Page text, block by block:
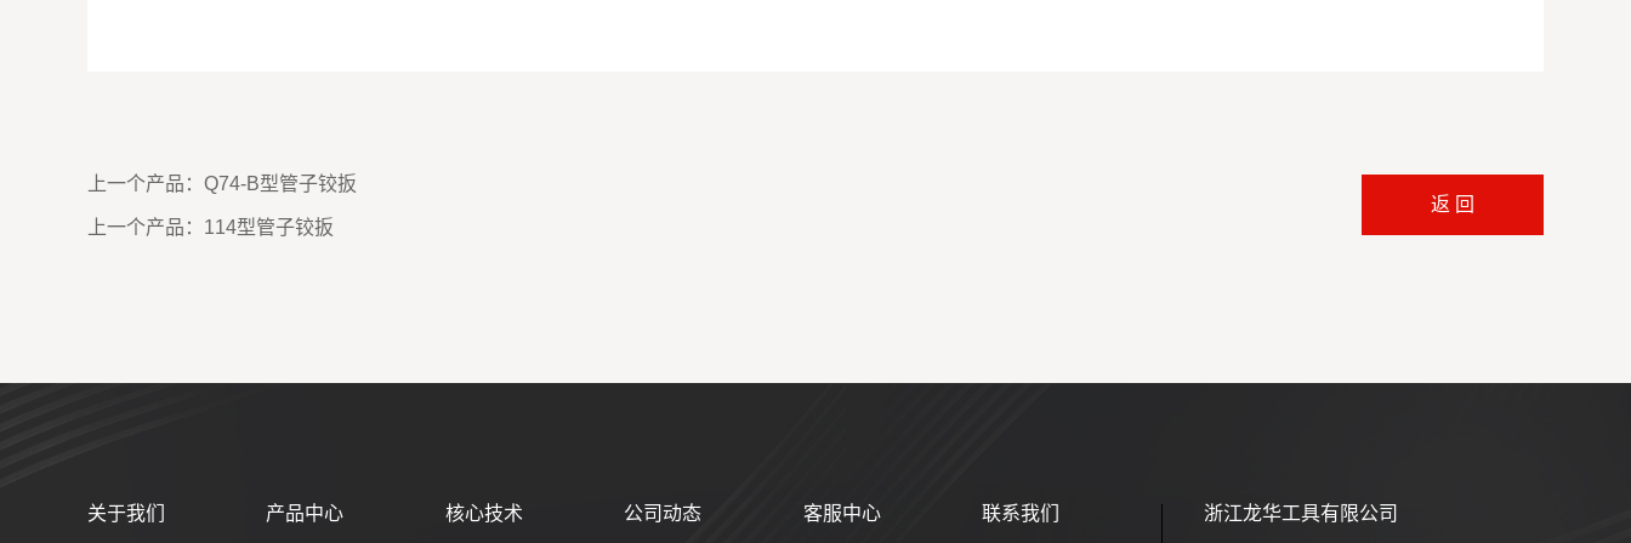
上一个产品： Q74-B型管子铰扳
上一个产品： 114型管子铰扳
返 回
关于我们 产品中心 核心技术 公司动态 客服中心 联系我们 浙江龙华工具有限公司